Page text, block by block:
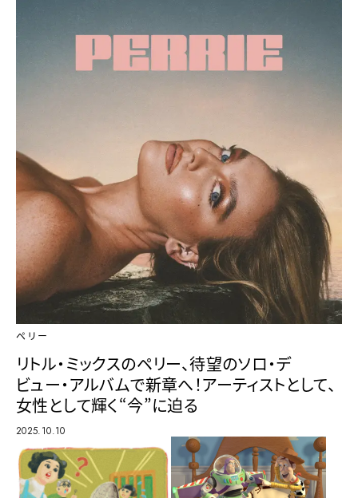
ペリー
リトル・ミックスのペリー、待望のソロ・デ
ビュー・アルバムで新章へ！アーティストとして、
女性として輝く“今”に迫る
2025.10.10